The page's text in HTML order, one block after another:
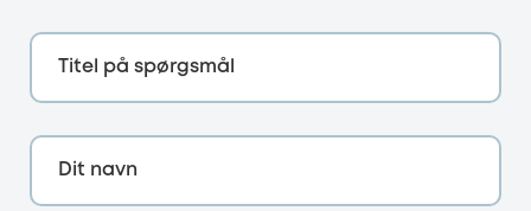
Titel på spørgsmål
Dit navn